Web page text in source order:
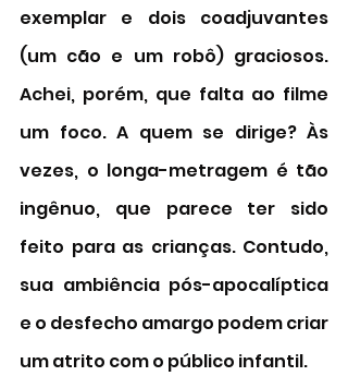
exemplar e dois coadjuvantes
(um cão e um robô) graciosos.
Achei, porém, que falta ao filme
um foco. A quem se dirige? Às
vezes, o longa-metragem é tão
ingênuo, que parece ter sido
feito para as crianças. Contudo,
sua ambiência pós-apocalíptica
e o desfecho amargo podem criar
um atrito com o público infantil.